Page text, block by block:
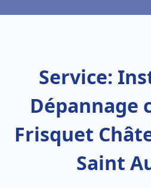
Service:
Dépannage
Frisquet
Saint